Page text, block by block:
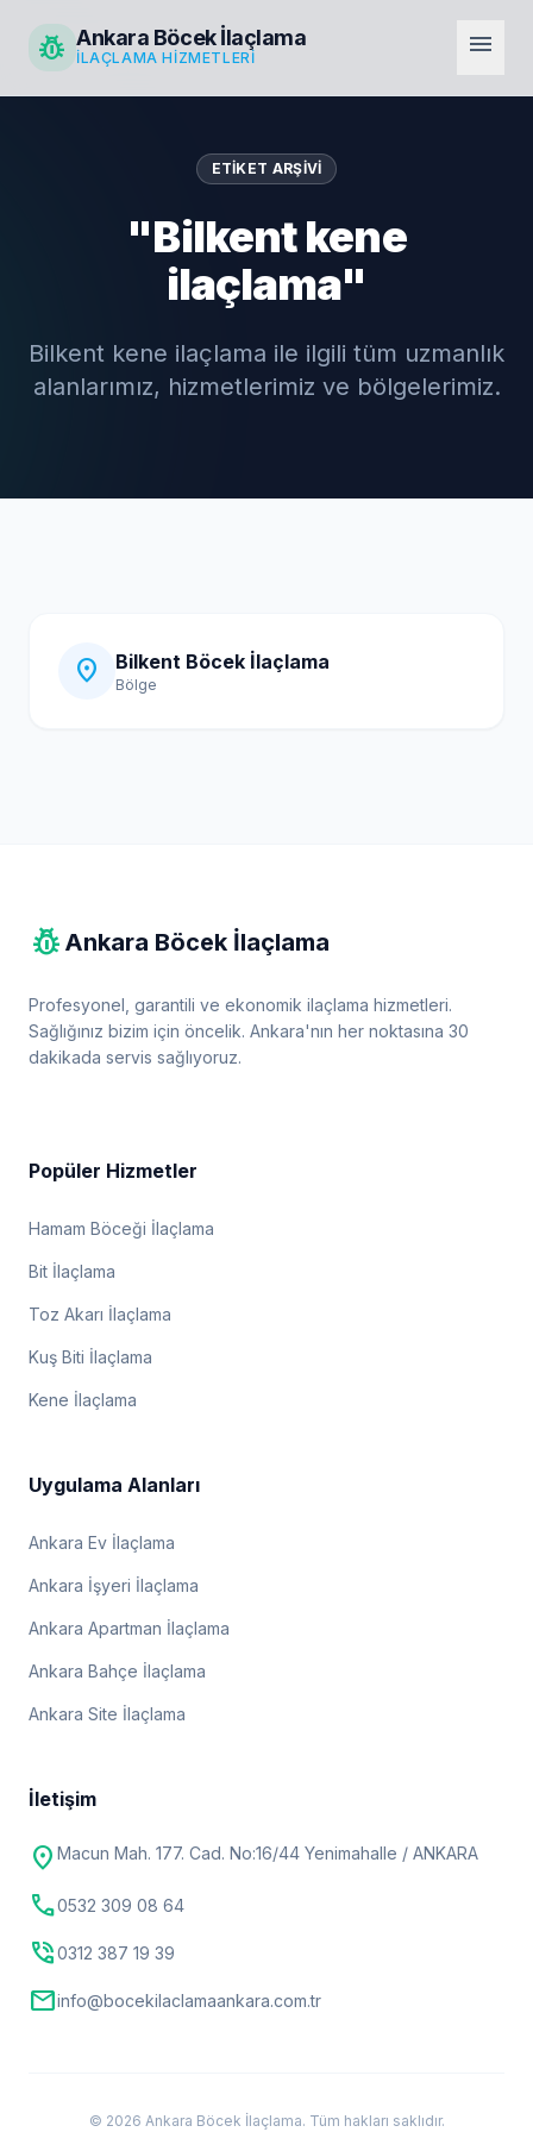
pest_control Ankara Böcek İlaçlama
İLAÇLAMA HIZMETLERI menu
ETIKET ARŞIVI
"Bilkent kene
ilaçlama"
Bilkent kene ilaçlama ile ilgili tüm uzmanlık
alanlarımız, hizmetlerimiz ve bölgelerimiz.
location_on Bilkent Böcek İlaçlama
Bölge
pest_control Ankara Böcek İlaçlama
Profesyonel, garantili ve ekonomik ilaçlama hizmetleri.
Sağlığınız bizim için öncelik. Ankara'nın her noktasına 30
dakikada servis sağlıyoruz.
Popüler Hizmetler
Hamam Böceği İlaçlama
Bit İlaçlama
Toz Akarı İlaçlama
Kuş Biti İlaçlama
Kene İlaçlama
Uygulama Alanları
Ankara Ev İlaçlama
Ankara İşyeri İlaçlama
Ankara Apartman İlaçlama
Ankara Bahçe İlaçlama
Ankara Site İlaçlama
İletişim
location_on Macun Mah. 177. Cad. No:16/44 Yenimahalle / ANKARA
call0532 309 08 64
phone_in_talk0312 387 19 39
mailinfo@bocekilaclamaankara.com.tr
© 2026 Ankara Böcek İlaçlama. Tüm hakları saklıdır.